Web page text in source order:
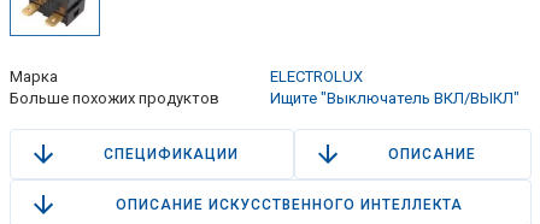
Марка
ELECTROLUX
Больше похожих продуктов
Ищите "Выключатель ВКЛ/ВЫКЛ"
СПЕЦИФИКАЦИИ ОПИСАНИЕ
ОПИСАНИЕ ИСКУССТВЕННОГО ИНТЕЛЛЕКТА